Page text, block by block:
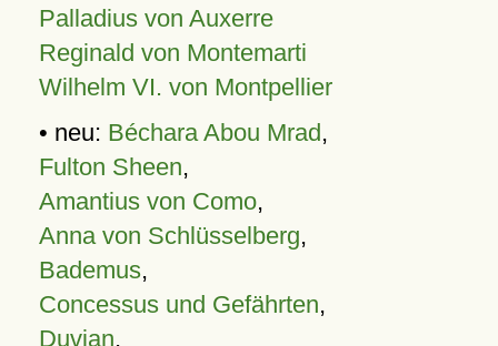
Palladius von Auxerre
Reginald von Montemarti
Wilhelm VI. von Montpellier
• neu: Béchara Abou Mrad,
Fulton Sheen,
Amantius von Como,
Anna von Schlüsselberg,
Bademus,
Concessus und Gefährten,
Duvian,